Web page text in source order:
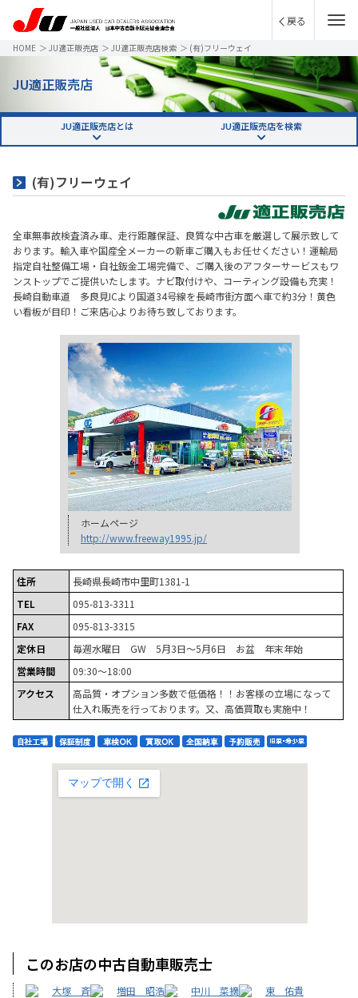
戻る
HOME ＞ JU適正販売店 ＞ JU適正販売店検索 ＞ (有)フリーウェイ
JU適正販売店
JU適正販売店とは JU適正販売店を検索
(有)フリーウェイ
全車無事故検査済み車、走行距離保証、良質な中古車を厳選して展示致して
おります。輸入車や国産全メーカーの新車ご購入もお任せください！運輸局
指定自社整備工場・自社鈑金工場完備で、ご購入後のアフターサービスもワ
ンストップでご提供いたします。ナビ取付けや、コーティング設備も充実！
長崎自動車道 多良見ICより国道34号線を長崎市街方面へ車で約3分！黄色
い看板が目印！ご来店心よりお待ち致しております。
ホームページ
http://www.freeway1995.jp/
住所
長崎県長崎市中里町1381-1
TEL
095-813-3311
FAX
095-813-3315
定休日
毎週水曜日 GW 5月3日～5月6日 お盆 年末年始
営業時間
09:30～18:00
アクセス
高品質・オプション多数で低価格！！お客様の立場になって
仕入れ販売を行っております。又、高価買取も実施中！
このお店の中古自動車販売士
大塚 斉 増田 昭浩 中川 菜摘
東 佑貴